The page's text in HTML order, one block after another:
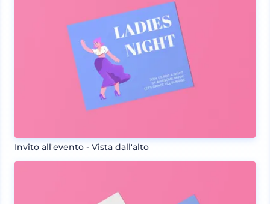
Invito all'evento - Vista dall'alto